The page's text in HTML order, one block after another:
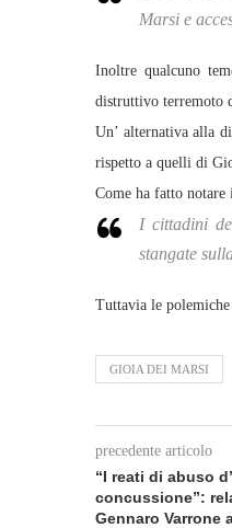
Marsi e
Inoltre qualcuno
distruttivo terremoto
Un’ alternativa alla
rispetto a quelli di
Come ha fatto notare
I cittadini
stangate
Tuttavia le polemiche
GIOIA DEI MARSI
precedente articolo
“I reati di abuso
concussione”:
Gennaro Varrone